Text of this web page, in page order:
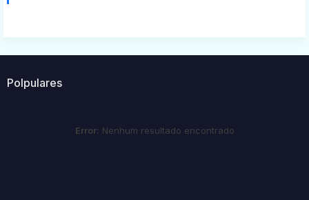
Polpulares
Error: Nenhum resultado encontrado